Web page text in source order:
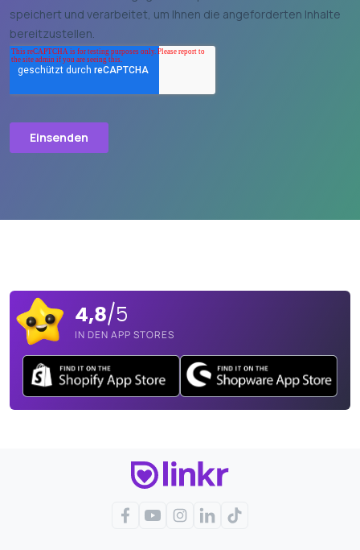
4,8/5
IN DEN APP STORES
Facebook
YouTubeInstagram
LinkedInTikTok